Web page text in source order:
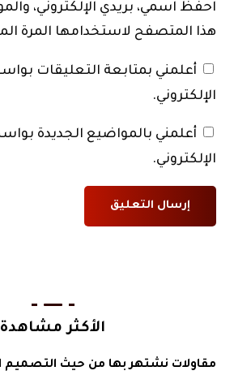
احفظ اسمي، بريدي الإلكتروني،
هذا المتصفح لاستخدامها المرة
أعلمني بمتابعة التعليقات
الإلكتروني.
أعلمني بالمواضيع الجديدة
الإلكتروني.
الأكثر مشاهدة
مقاولات نشتهر بها من حيث التصميم